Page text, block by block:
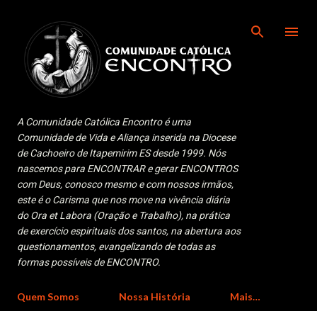
A Comunidade Católica Encontro é uma
Comunidade de Vida e Aliança inserida na Diocese
de Cachoeiro de Itapemirim ES desde 1999. Nós
nascemos para ENCONTRAR e gerar ENCONTROS
com Deus, conosco mesmo e com nossos irmãos,
este é o Carisma que nos move na vivência diária
do Ora et Labora (Oração e Trabalho), na prática
de exercício espirituais dos santos, na abertura aos
questionamentos, evangelizando de todas as
formas possíveis de ENCONTRO.
Quem Somos Nossa História Mais…